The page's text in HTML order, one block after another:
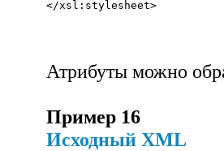
Атрибуты можно
Пример 16
Исходный XML